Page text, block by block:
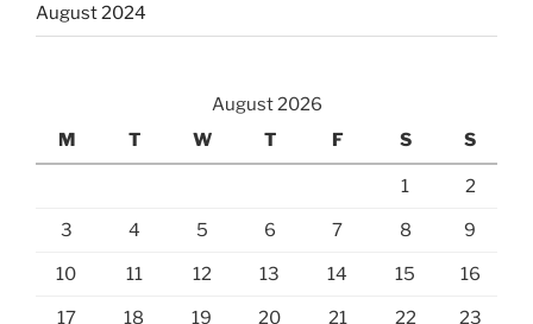
August 2024
August 2026
M
T W T F S S
1 2
3 4 5 6 7 8 9
10 11 12 13 14 15 16
17 18 19 20 21 22 23